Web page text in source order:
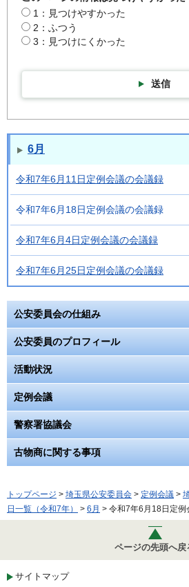
1：見つけやすかった
2：ふつう
3：見つけにくかった
送信
6月
令和7年6月11日定例会議の会議録
令和7年6月18日定例会議の会議録
令和7年6月4日定例会議の会議録
令和7年6月25日定例会議の会議録
公安委員会の仕組み
公安委員のプロフィール
活動状況
定例会議
警察署協議会
古物商に関する事項
トップページ > 埼玉県公安委員会 > 定例会議 >
日一覧（令和7年）
> 6月 > 令和7年6月18日定例
ページの先頭へ戻
サイトマップ